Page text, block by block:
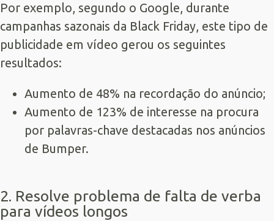
Por exemplo, segundo o Google, durante
campanhas sazonais da Black Friday, este tipo de
publicidade em vídeo gerou os seguintes
resultados:
Aumento de 48% na recordação do anúncio;
Aumento de 123% de interesse na procura
por palavras-chave destacadas nos anúncios
de Bumper.
2. Resolve problema de falta de verba
para vídeos longos